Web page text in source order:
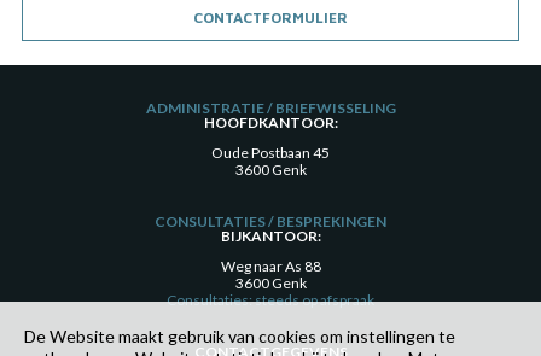
CONTACTFORMULIER
ADMINISTRATIE / BRIEFWISSELING
HOOFDKANTOOR:
Oude Postbaan 45
3600 Genk
CONSULTATIES / BESPREKINGEN
BIJKANTOOR:
Weg naar As 88
3600 Genk
Consultaties: steeds op afspraak
CONTACTGEGEVENS
De Website maakt gebruik van cookies om instellingen te